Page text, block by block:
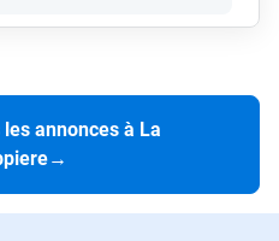
annonces à La
→